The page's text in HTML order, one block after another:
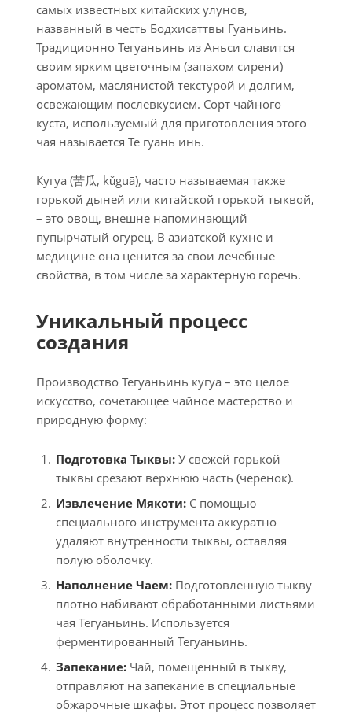
самых известных китайских улунов,
названный в честь Бодхисаттвы Гуаньинь.
Традиционно Тегуаньинь из Аньси славится
своим ярким цветочным (запахом сирени)
ароматом, маслянистой текстурой и долгим,
освежающим послевкусием. Сорт чайного
куста, используемый для приготовления этого
чая называется Те гуань инь.
Кугуа (苦瓜, kǔguā), часто называемая также
горькой дыней или китайской горькой тыквой,
– это овощ, внешне напоминающий
пупырчатый огурец. В азиатской кухне и
медицине она ценится за свои лечебные
свойства, в том числе за характерную горечь.
Уникальный процесс
создания
Производство Тегуаньинь кугуа – это целое
искусство, сочетающее чайное мастерство и
природную форму:
Подготовка Тыквы: У свежей горькой
тыквы срезают верхнюю часть (черенок).
Извлечение Мякоти: С помощью
специального инструмента аккуратно
удаляют внутренности тыквы, оставляя
полую оболочку.
Наполнение Чаем: Подготовленную тыкву
плотно набивают обработанными листьями
чая Тегуаньинь. Используется
ферментированный Тегуаньинь.
Запекание: Чай, помещенный в тыкву,
отправляют на запекание в специальные
обжарочные шкафы. Этот процесс позволяет